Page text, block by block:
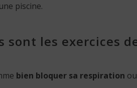
piscine.
sont les exercices
bien bloquer sa respiration ou